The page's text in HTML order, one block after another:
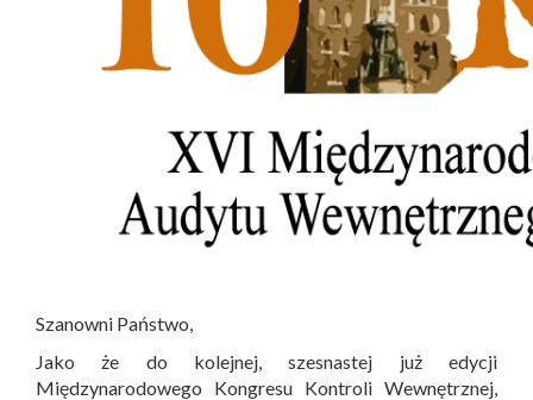
Szanowni Państwo,
Jako że do kolejnej, szesnastej już edycji
Międzynarodowego Kongresu Kontroli Wewnętrznej,